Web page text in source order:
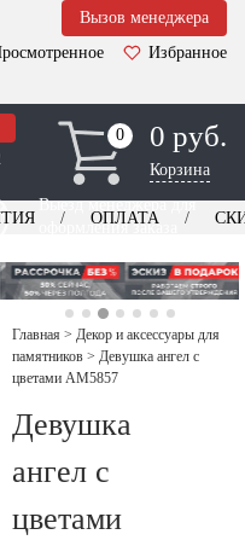
Вызов менеджера
Избранное
0
0 0 руб.
Корзина
Выезд менеджера для
оформления заказа
ОПЛАТА
Главная > Декор и аксессуары для
памятников > Девушка ангел с
цветами AM5857
Девушка
ангел с
цветами